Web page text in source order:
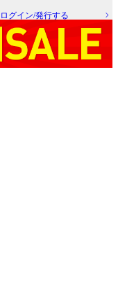
ログイン/発行する